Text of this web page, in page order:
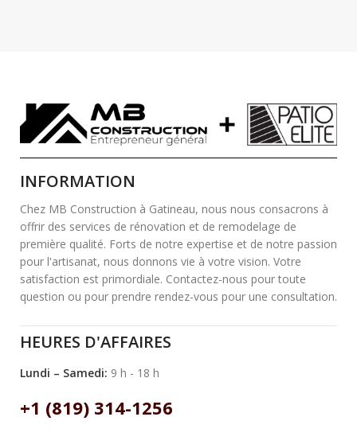
INFORMATION
Chez MB Construction à Gatineau, nous nous consacrons à
offrir des services de rénovation et de remodelage de
première qualité. Forts de notre expertise et de notre passion
pour l'artisanat, nous donnons vie à votre vision. Votre
satisfaction est primordiale. Contactez-nous pour toute
question ou pour prendre rendez-vous pour une consultation.
HEURES D'AFFAIRES
Lundi – Samedi: 9 h - 18 h
+1 (819) 314-1256